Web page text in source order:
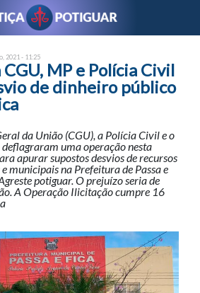
2021 - 11:25
MP e Polícia Civil
de dinheiro público
da União (CGU), a Polícia Civil e o
uma operação nesta
apurar supostos desvios de recursos
municipais na Prefeitura de Passa e
potiguar. O prejuízo seria de
A Operação Ilicitação cumpre 16